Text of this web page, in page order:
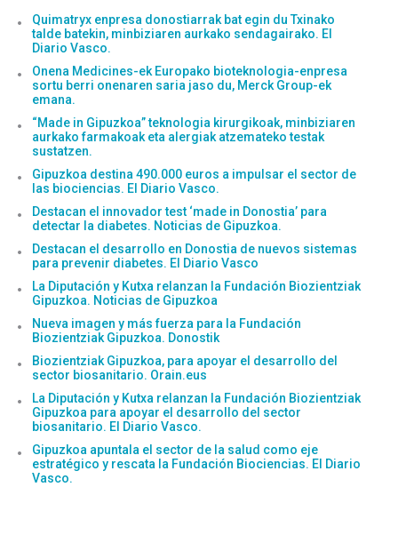
Quimatryx enpresa donostiarrak bat egin du Txinako
talde batekin, minbiziaren aurkako sendagairako. El
Diario Vasco.
Onena Medicines-ek Europako bioteknologia-enpresa
sortu berri onenaren saria jaso du, Merck Group-ek
emana.
“Made in Gipuzkoa” teknologia kirurgikoak, minbiziaren
aurkako farmakoak eta alergiak atzemateko testak
sustatzen.
Gipuzkoa destina 490.000 euros a impulsar el sector de
las biociencias. El Diario Vasco.
Destacan el innovador test ‘made in Donostia’ para
detectar la diabetes. Noticias de Gipuzkoa.
Destacan el desarrollo en Donostia de nuevos sistemas
para prevenir diabetes. El Diario Vasco
La Diputación y Kutxa relanzan la Fundación Biozientziak
Gipuzkoa. Noticias de Gipuzkoa
Nueva imagen y más fuerza para la Fundación
Biozientziak Gipuzkoa. Donostik
Biozientziak Gipuzkoa, para apoyar el desarrollo del
sector biosanitario. Orain.eus
La Diputación y Kutxa relanzan la Fundación Biozientziak
Gipuzkoa para apoyar el desarrollo del sector
biosanitario. El Diario Vasco.
Gipuzkoa apuntala el sector de la salud como eje
estratégico y rescata la Fundación Biociencias. El Diario
Vasco.